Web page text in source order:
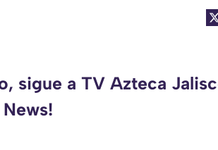
sigue a TV Azteca